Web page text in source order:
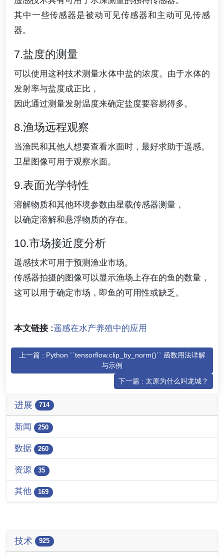
其中一些传感器是被动可见传感器和主动可见传感
器。
7.盐度的测量
可以使用这种技术测量水体中盐的浓度。由于水体的
发射率与盐度成正比，
因此通过测量发射温度来确定盐度要容易得多。
8.渔场远程观察
当渔民和其他人想要查看水面时，最好求助于遥感。
卫星图像可用于观察水面。
9.表面光学特性
溶解物质和其他环境参数由星载传感器测量，
以确定溶解和悬浮物质的存在。
10.市场接近度分析
遥感技术可用于预测渔业市场。
传感器拍摄的图像可以显示渔场上存在的鱼的数量，
这可以用于确定市场，即鱼的可用性或缺乏。
本文链接 :遥感在水产养殖中的应用
上一篇 : Python ``tensorflow.clip_by_norm()`` 函数用法详解
与示例
下一篇 : 太原为什么叫龙城？
进展 714
新闻 250
数据 260
资源 35
其他 169
技术 925